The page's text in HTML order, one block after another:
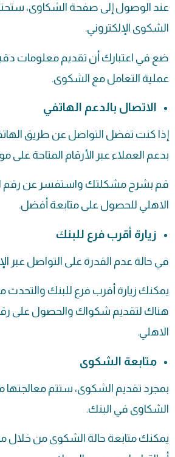
عند الوصول إلى صفحة الشكاوى،
الشكوى الإلكتروني.
ضع في اعتبارك أن تقديم معلومات
عملية التعامل مع الشكوى.
الاتصال بالدعم الهاتفي
إذا كنت تفضل التواصل عن طريق
بدعم العملاء عبر الأرقام المتاحة على
قم بشرح مشكلتك واستفسر عن رقم
الاهلي للحصول على متابعة أفضل.
زيارة أقرب فرع للبنك
في حالة عدم القدرة على التواصل عبر
يمكنك زيارة أقرب فرع للبنك والتحدث
هناك لتقديم شكواك والحصول على
الاهلي.
متابعة الشكوى
بمجرد تقديم الشكوى، ستتم
الشكاوى في البنك.
يمكنك متابعة حالة الشكوى من خلال